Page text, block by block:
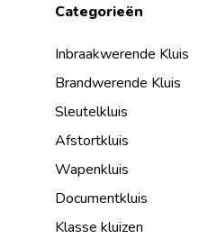
Categorieën
Inbraakwerende Kluis
Brandwerende Kluis
Sleutelkluis
Afstortkluis
Wapenkluis
Documentkluis
Klasse kluizen